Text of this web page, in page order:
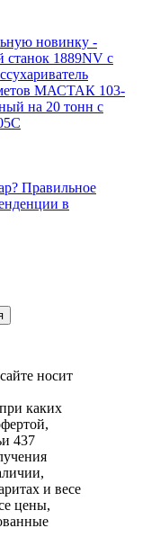
новинку -
1889NV с
МАСТАК 103-
на 20 тонн с
Правильное
в
носит
каких
437
и весе
цены,